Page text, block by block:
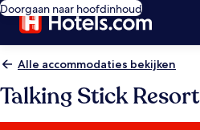
Doorgaan naar hoofdinhoud
Alle accommodaties bekijken
Talking Stick Resort